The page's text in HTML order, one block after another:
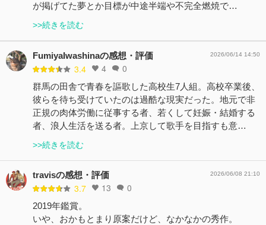
が掲げてた夢とか目標が中途半端や不完全燃焼で…
>>続きを読む
FumiyaIwashinaの感想・評価
3.4 4 0
2026/06/14 14:50
群馬の田舎で青春を謳歌した高校生7人組。高校卒業後、
彼らを待ち受けていたのは過酷な現実だった。地元で非
正規の肉体労働に従事する者、若くして妊娠・結婚する
者、浪人生活を送る者。上京して歌手を目指すも意…
>>続きを読む
travisの感想・評価
3.7 13 0
2026/06/08 21:10
2019年鑑賞。
いや、おかもとまり原案だけど、なかなかの秀作。